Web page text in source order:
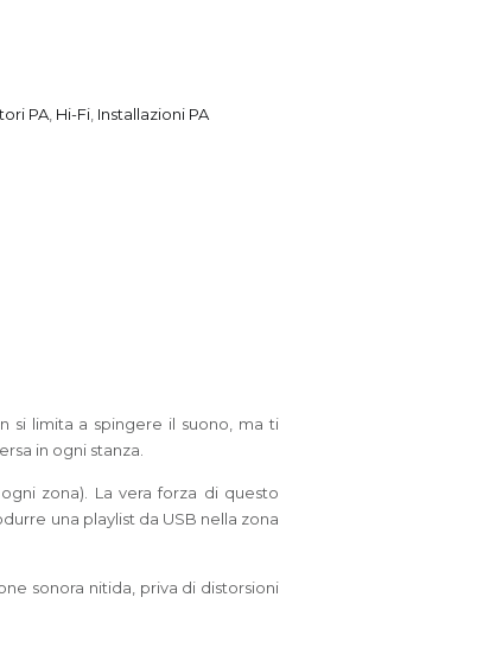
PA Hi-Fi Installazioni PA
si limita a spingere il suono, ma ti
in ogni stanza.
zona). La vera forza di questo
una playlist da USB nella zona
sonora nitida, priva di distorsioni